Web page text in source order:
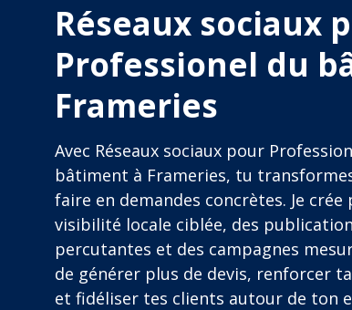
Réseaux sociaux
Professionel du
Frameries
Avec Réseaux sociaux pour
bâtiment à Frameries, tu
faire en demandes concrètes. Je
visibilité locale ciblée, des
percutantes et des campagnes
de générer plus de devis, renforcer
et fidéliser tes clients autour de ton